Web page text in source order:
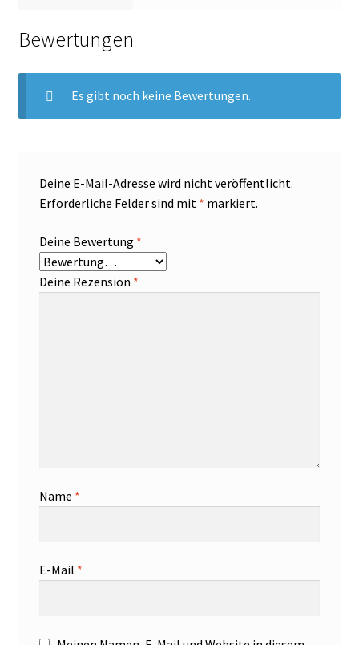
Bewertungen
Es gibt noch keine Bewertungen.
Deine E-Mail-Adresse wird nicht veröffentlicht.
Erforderliche Felder sind mit * markiert.
Deine Bewertung *
Deine Rezension *
Name *
E-Mail *